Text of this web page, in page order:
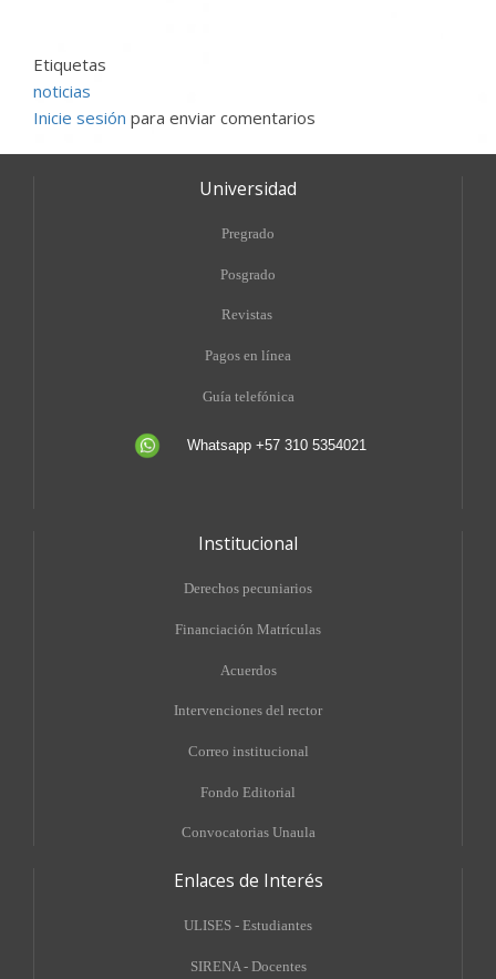
Etiquetas
noticias
Inicie sesión para enviar comentarios
Universidad
Pregrado
Posgrado
Revistas
Pagos en línea
Guía telefónica
Whatsapp +57 310 5354021
Institucional
Derechos pecuniarios
Financiación Matrículas
Acuerdos
Intervenciones del rector
Correo institucional
Fondo Editorial
Convocatorias Unaula
Enlaces de Interés
ULISES - Estudiantes
SIRENA - Docentes